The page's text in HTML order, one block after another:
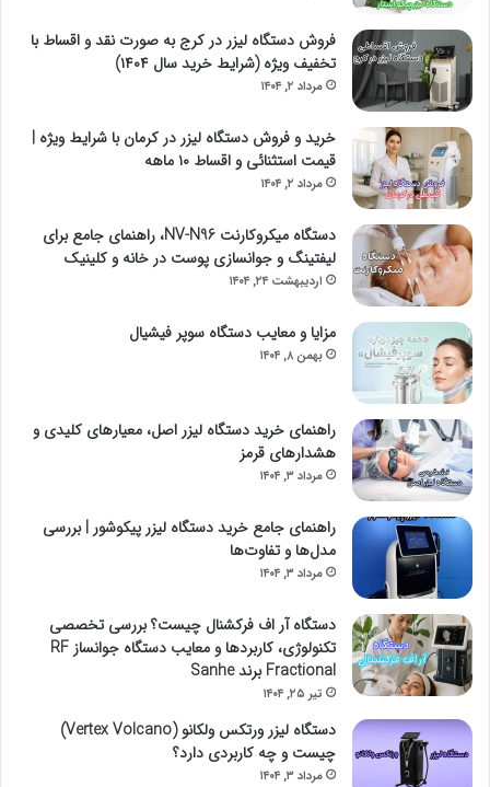
فروش دستگاه لیزر در کرج به صورت نقد و اقساط با
تخفیف ویژه (شرایط خرید سال ۱۴۰۴)
مرداد ۲, ۱۴۰۴
خرید و فروش دستگاه لیزر در کرمان با شرایط ویژه |
قیمت استثنائی و اقساط ۱۰ ماهه
مرداد ۲, ۱۴۰۴
دستگاه میکروکارنت NV-N96، راهنمای جامع برای
لیفتینگ و جوانسازی پوست در خانه و کلینیک
اردیبهشت ۲۴, ۱۴۰۴
مزایا و معایب دستگاه سوپر فیشیال
بهمن ۸, ۱۴۰۴
راهنمای خرید دستگاه لیزر اصل، معیارهای کلیدی و
هشدارهای قرمز
مرداد ۳, ۱۴۰۴
راهنمای جامع خرید دستگاه لیزر پیکوشور | بررسی
مدل‌ها و تفاوت‌ها
مرداد ۳, ۱۴۰۴
دستگاه آر اف فرکشنال چیست؟ بررسی تخصصی
تکنولوژی، کاربردها و معایب دستگاه جوانساز RF
Fractional برند Sanhe
تیر ۲۵, ۱۴۰۴
دستگاه لیزر ورتکس ولکانو (Vertex Volcano)
چیست و چه کاربردی دارد؟
مرداد ۳, ۱۴۰۴